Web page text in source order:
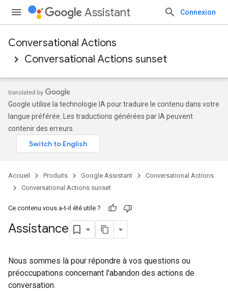
Assistant Connexion
Conversational Actions
Conversational Actions sunset
Google utilise la technologie IA pour traduire le contenu dans votre
langue préférée. Les traductions générées par IA peuvent
contenir des erreurs.
Accueil Produits Google Assistant
Conversational Actions
Conversational Actions sunset
Ce contenu vous a-t-il été utile ?
Assistance
Nous sommes là pour répondre à vos questions ou
préoccupations concernant l'abandon des actions de
conversation.